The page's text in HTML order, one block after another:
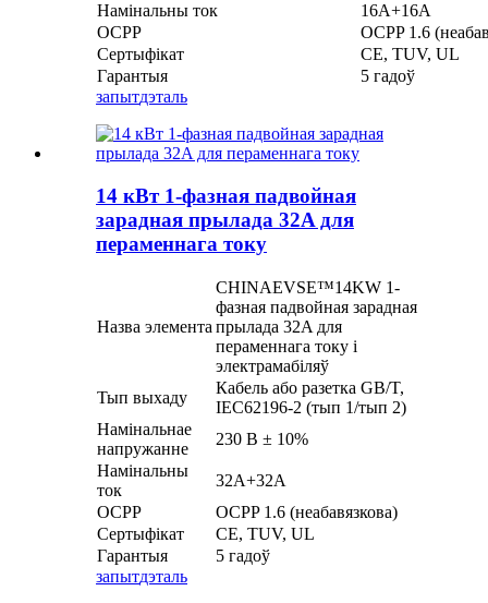
Намінальны ток
16А+16А
OCPP
OCPP 1.6
Сертыфікат
CE, TUV, UL
Гарантыя
5 гадоў
запытдэталь
14 кВт 1-фазная падвойная
зарадная прылада 32A для
пераменнага току
Назва элемента
CHINAEVSE™️14KW 1-
фазная падвойная зарадная
прылада 32A для
пераменнага току і
электрамабіляў
Тып выхаду
Кабель або разетка GB/T,
IEC62196-2 (тып 1/тып 2)
Намінальнае
напружанне
230 В ± 10%
Намінальны
ток
32А+32А
OCPP
OCPP 1.6 (неабавязкова)
Сертыфікат
CE, TUV, UL
Гарантыя
5 гадоў
запытдэталь